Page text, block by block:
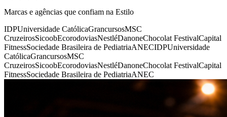
Marcas e agências que confiam na Estilo
IDPUniversidade CatólicaGrancursosMSC
CruzeirosSicoobEcorodoviasNestléDanoneChocolat FestivalCapital
FitnessSociedade Brasileira de PediatriaANECIDPUniversidade
CatólicaGrancursosMSC
CruzeirosSicoobEcorodoviasNestléDanoneChocolat FestivalCapital
FitnessSociedade Brasileira de PediatriaANEC